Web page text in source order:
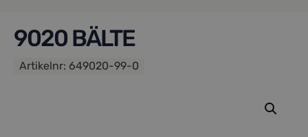
9020 BÄLTE
Artikelnr: 649020-99-0